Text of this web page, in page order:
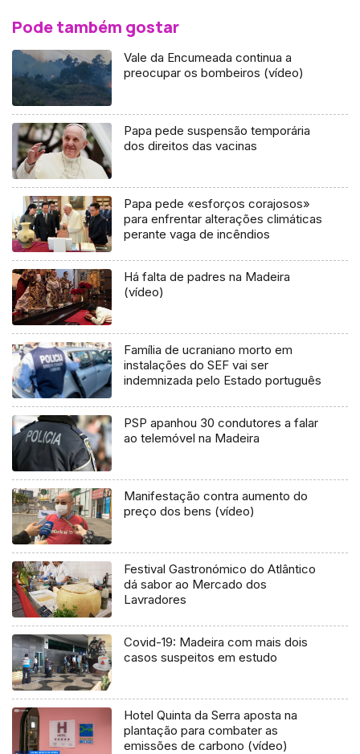
Pode também gostar
Vale da Encumeada continua a
preocupar os bombeiros (vídeo)
Papa pede suspensão temporária
dos direitos das vacinas
Papa pede «esforços corajosos»
para enfrentar alterações climáticas
perante vaga de incêndios
Há falta de padres na Madeira
(vídeo)
Família de ucraniano morto em
instalações do SEF vai ser
indemnizada pelo Estado português
PSP apanhou 30 condutores a falar
ao telemóvel na Madeira
Manifestação contra aumento do
preço dos bens (vídeo)
Festival Gastronómico do Atlântico
dá sabor ao Mercado dos
Lavradores
Covid-19: Madeira com mais dois
casos suspeitos em estudo
Hotel Quinta da Serra aposta na
plantação para combater as
emissões de carbono (vídeo)